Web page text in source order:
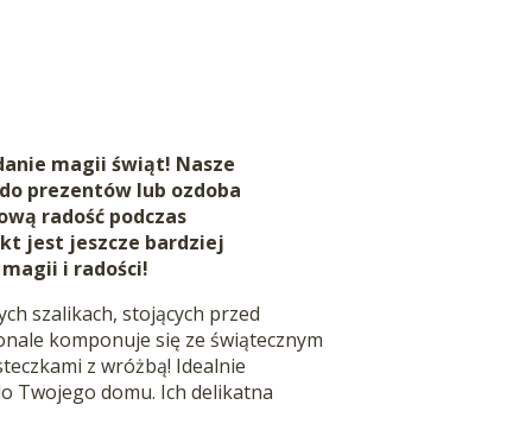
magii świąt! Nasze
prezentów lub ozdoba
radość podczas
jest jeszcze bardziej
i radości!
szalikach, stojących przed
komponuje się ze świątecznym
z wróżbą! Idealnie
Twojego domu. Ich delikatna